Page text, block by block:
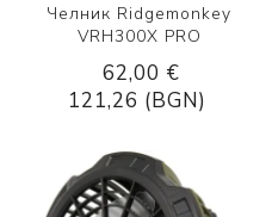
Челник Ridgemonkey
VRH300X PRO
62,00 €
121,26 (BGN)